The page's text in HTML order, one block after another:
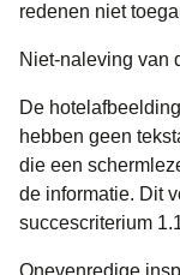
redenen niet
Niet-naleving van
De
hebben geen
die een
de informatie. Dit
succescriterium
Onevenredige